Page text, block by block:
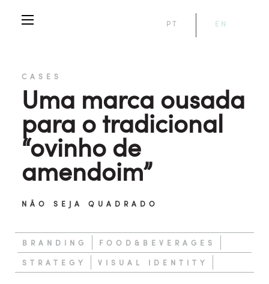
PT EN
CASES
Uma marca ousada
para o tradicional
“ovinho de
amendoim”
NÃO SEJA QUADRADO
BRANDING FOOD&BEVERAGES
STRATEGY VISUAL IDENTITY